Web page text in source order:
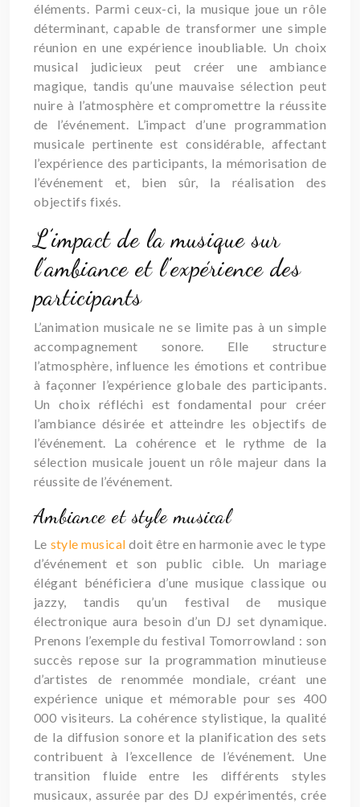
éléments. Parmi ceux-ci, la musique joue un rôle
déterminant, capable de transformer une simple
réunion en une expérience inoubliable. Un choix
musical judicieux peut créer une ambiance
magique, tandis qu’une mauvaise sélection peut
nuire à l’atmosphère et compromettre la réussite
de l’événement. L’impact d’une programmation
musicale pertinente est considérable, affectant
l’expérience des participants, la mémorisation de
l’événement et, bien sûr, la réalisation des
objectifs fixés.
L’impact de la musique sur
l’ambiance et l’expérience des
participants
L’animation musicale ne se limite pas à un simple
accompagnement sonore. Elle structure
l’atmosphère, influence les émotions et contribue
à façonner l’expérience globale des participants.
Un choix réfléchi est fondamental pour créer
l’ambiance désirée et atteindre les objectifs de
l’événement. La cohérence et le rythme de la
sélection musicale jouent un rôle majeur dans la
réussite de l’événement.
Ambiance et style musical
Le style musical doit être en harmonie avec le type
d’événement et son public cible. Un mariage
élégant bénéficiera d’une musique classique ou
jazzy, tandis qu’un festival de musique
électronique aura besoin d’un DJ set dynamique.
Prenons l’exemple du festival Tomorrowland : son
succès repose sur la programmation minutieuse
d’artistes de renommée mondiale, créant une
expérience unique et mémorable pour ses 400
000 visiteurs. La cohérence stylistique, la qualité
de la diffusion sonore et la planification des sets
contribuent à l’excellence de l’événement. Une
transition fluide entre les différents styles
musicaux, assurée par des DJ expérimentés, crée